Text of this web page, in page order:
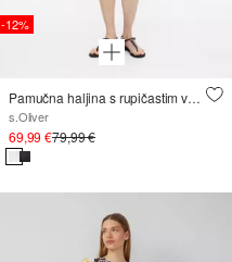
-12%
Pamučna haljina s rupičastim vezom i balon rukavima
s.Oliver
69,99 €79,99 €